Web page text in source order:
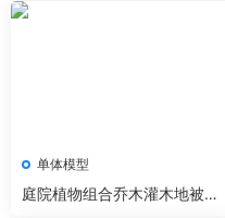
单体模型
庭院植物组合乔木灌木地被石